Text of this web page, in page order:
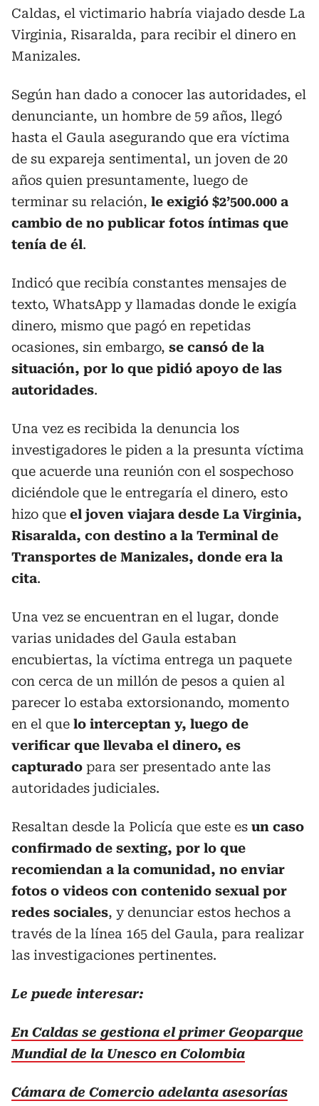
Caldas, el victimario habría viajado desde La
Virginia, Risaralda, para recibir el dinero en
Manizales.
Según han dado a conocer las autoridades, el
denunciante, un hombre de 59 años, llegó
hasta el Gaula asegurando que era víctima
de su expareja sentimental, un joven de 20
años quien presuntamente, luego de
terminar su relación, le exigió $2’500.000 a
cambio de no publicar fotos íntimas que
tenía de él.
Indicó que recibía constantes mensajes de
texto, WhatsApp y llamadas donde le exigía
dinero, mismo que pagó en repetidas
ocasiones, sin embargo, se cansó de la
situación, por lo que pidió apoyo de las
autoridades.
Una vez es recibida la denuncia los
investigadores le piden a la presunta víctima
que acuerde una reunión con el sospechoso
diciéndole que le entregaría el dinero, esto
hizo que el joven viajara desde La Virginia,
Risaralda, con destino a la Terminal de
Transportes de Manizales, donde era la
cita.
Una vez se encuentran en el lugar, donde
varias unidades del Gaula estaban
encubiertas, la víctima entrega un paquete
con cerca de un millón de pesos a quien al
parecer lo estaba extorsionando, momento
en el que lo interceptan y, luego de
verificar que llevaba el dinero, es
capturado para ser presentado ante las
autoridades judiciales.
Resaltan desde la Policía que este es un caso
confirmado de sexting, por lo que
recomiendan a la comunidad, no enviar
fotos o videos con contenido sexual por
redes sociales, y denunciar estos hechos a
través de la línea 165 del Gaula, para realizar
las investigaciones pertinentes.
Le puede interesar:
En Caldas se gestiona el primer Geoparque
Mundial de la Unesco en Colombia
Cámara de Comercio adelanta asesorías